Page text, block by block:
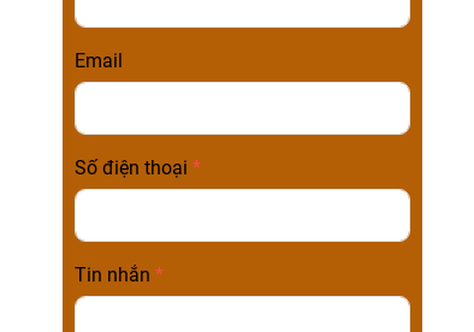
Email
Số điện thoại
Tin nhắn